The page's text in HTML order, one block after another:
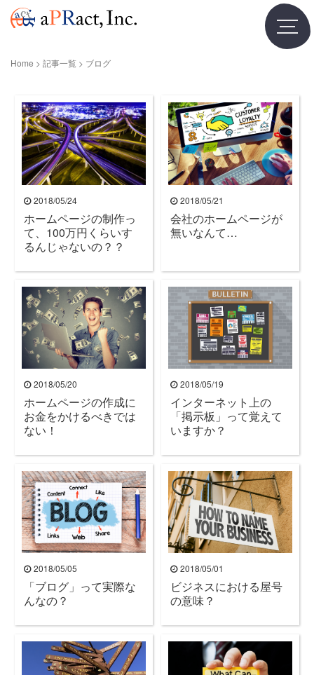
Home > 記事一覧 > ブログ
2018/05/24
ホームページの制作っ
て、100万円くらいす
るんじゃないの？？
2018/05/21
会社のホームページが
無いなんて…
2018/05/20
ホームページの作成に
お金をかけるべきでは
ない！
2018/05/19
インターネット上の
「掲示板」って覚えて
いますか？
2018/05/05
「ブログ」って実際な
んなの？
2018/05/01
ビジネスにおける屋号
の意味？